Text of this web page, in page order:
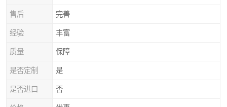
售后 完善
经验 丰富
质量 保障
是否定制 是
是否进口 否